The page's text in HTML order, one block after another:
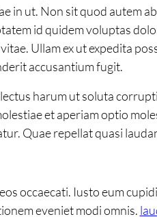
in ut. Non sit quod autem
id quidem voluptas
Ullam ex ut expedita
accusantium fugit.
harum ut soluta
et aperiam optio
Quae repellat quasi
occaecati. Iusto eum
eveniet modi omnis.